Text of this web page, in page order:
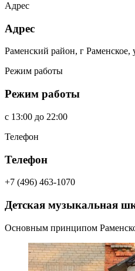
Адрес
Адрес
Раменский район, г Раменское,
Режим работы
Режим работы
c 13:00 до 22:00
Телефон
Телефон
+7 (496) 463-1070
Детская музыкальная
Основным принципом